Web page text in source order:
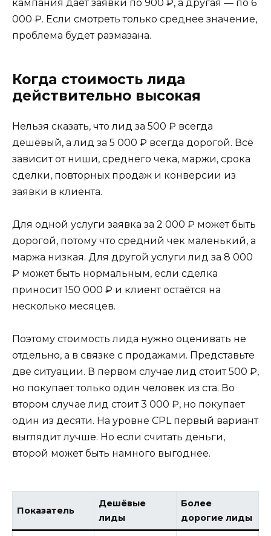
кампания даёт заявки по 900 ₽, а другая — по 6
000 ₽. Если смотреть только среднее значение,
проблема будет размазана.
Когда стоимость лида
действительно высокая
Нельзя сказать, что лид за 500 ₽ всегда
дешёвый, а лид за 5 000 ₽ всегда дорогой. Всё
зависит от ниши, среднего чека, маржи, срока
сделки, повторных продаж и конверсии из
заявки в клиента.
Для одной услуги заявка за 2 000 ₽ может быть
дорогой, потому что средний чек маленький, а
маржа низкая. Для другой услуги лид за 8 000
₽ может быть нормальным, если сделка
приносит 150 000 ₽ и клиент остаётся на
несколько месяцев.
Поэтому стоимость лида нужно оценивать не
отдельно, а в связке с продажами. Представьте
две ситуации. В первом случае лид стоит 500 ₽,
но покупает только один человек из ста. Во
втором случае лид стоит 3 000 ₽, но покупает
один из десяти. На уровне CPL первый вариант
выглядит лучше. Но если считать деньги,
второй может быть намного выгоднее.
Показатель
Дешёвые
лиды
Более
дорогие лиды